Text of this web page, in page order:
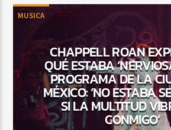
MUSICA
CHAPPELL ROAN
QUÉ ESTABA
PROGRAMA DE LA
MÉXICO: ‘NO ESTABA
SI LA MULTITUD
CONMIGO’